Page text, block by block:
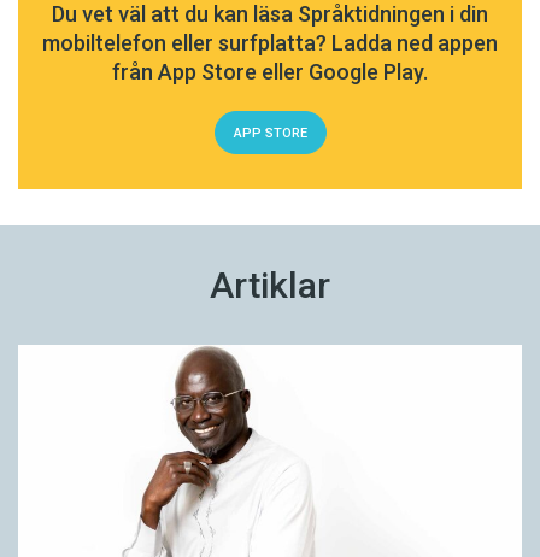
Du vet väl att du kan läsa Språktidningen i din
mobiltelefon eller surfplatta? Ladda ned appen
från App Store eller Google Play.
APP STORE
Artiklar